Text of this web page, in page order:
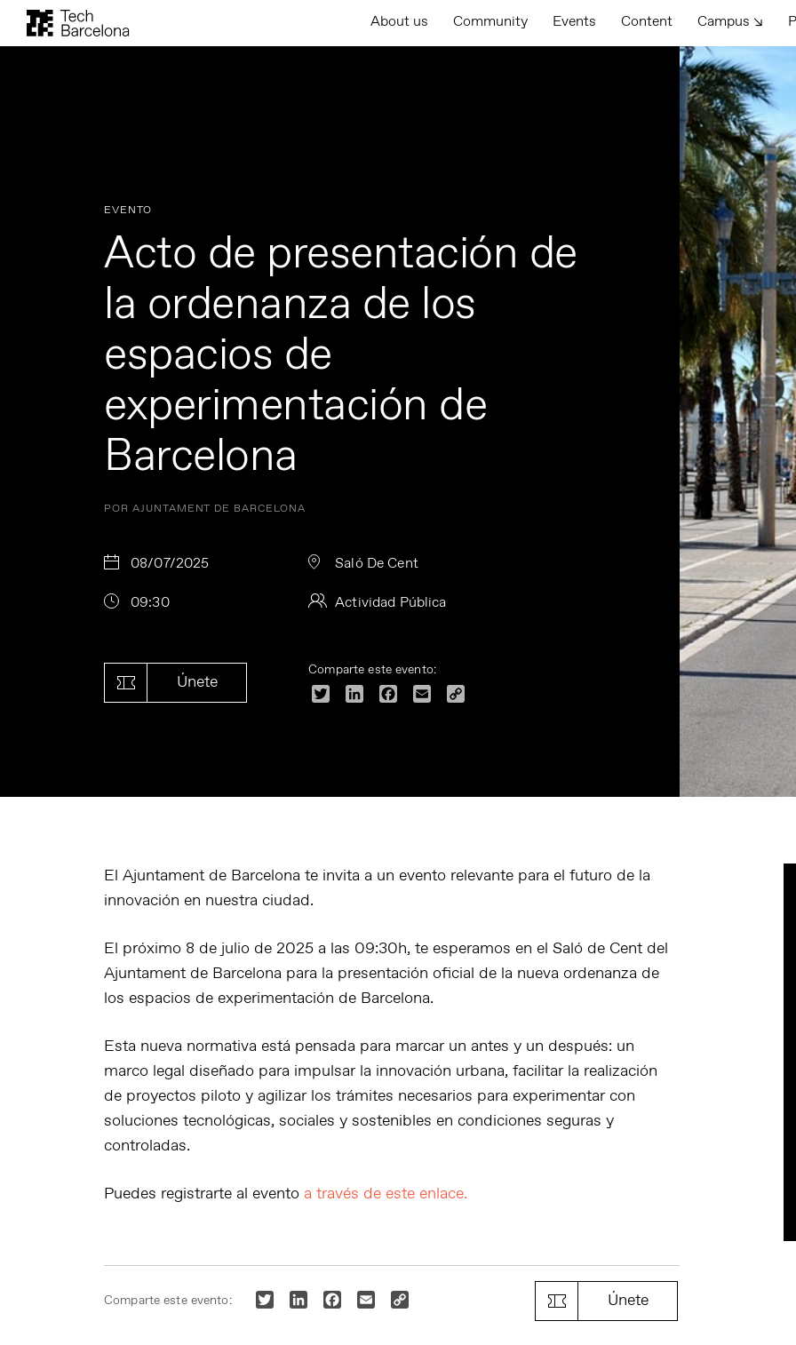
About us Community Events Content Campus ↘
EVENTO
Acto de presentación de
la ordenanza de los
espacios de
experimentación de
Barcelona
POR AJUNTAMENT DE BARCELONA
08/07/2025 Saló De Cent
09:30 Actividad Pública
Únete
Comparte este evento:
Twitter LinkedInFacebook
Email
El Ajuntament de Barcelona te invita a un evento relevante para el futuro de la
innovación en nuestra ciudad.
El próximo 8 de julio de 2025 a las 09:30h, te esperamos en el Saló de Cent del
Ajuntament de Barcelona para la presentación oficial de la nueva ordenanza de
los espacios de experimentación de Barcelona.
Esta nueva normativa está pensada para marcar un antes y un después: un
marco legal diseñado para impulsar la innovación urbana, facilitar la realización
de proyectos piloto y agilizar los trámites necesarios para experimentar con
soluciones tecnológicas, sociales y sostenibles en condiciones seguras y
controladas.
Puedes registrarte al evento a través de este enlace.
Comparte este evento: TwitterLinkedInFacebook
EmailCopy
Únete